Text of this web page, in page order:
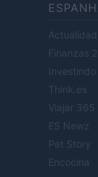
Actualidad
Finanzas
Think.es
Viajar 365
ES Newz
Pet Story
Encocina